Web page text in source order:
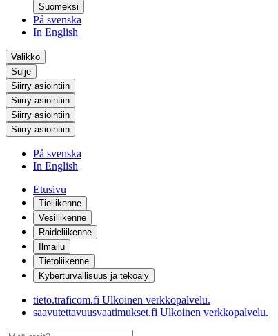
Suomeksi
På svenska
In English
Valikko
Sulje
Siirry asiointiin
Siirry asiointiin
Siirry asiointiin
Siirry asiointiin
På svenska
In English
Etusivu
Tieliikenne
Vesiliikenne
Raideliikenne
Ilmailu
Tietoliikenne
Kyberturvallisuus ja tekoäly
tieto.traficom.fi Ulkoinen verkkopalvelu.
saavutettavuusvaatimukset.fi Ulkoinen verkkopalvelu.